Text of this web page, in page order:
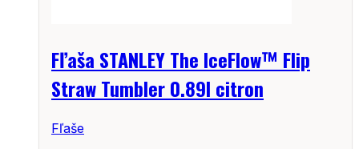
Fľaša STANLEY The IceFlow™ Flip
Straw Tumbler 0.89l citron
Fľaše